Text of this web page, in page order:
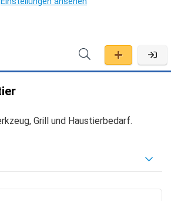
Grill und Haustierbedarf.